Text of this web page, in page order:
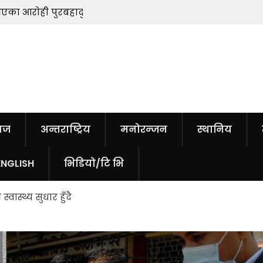
पुरबहादुर
अन्तराष्ट्रिय मनोरन्जन स्थानिय
भिडियो/टि भि
स्वास्थ्य सुधार हुँदै